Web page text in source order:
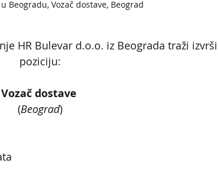
Beogradu, Vozač dostave, Beograd
HR Bulevar d.o.o. iz Beograda traži
poziciju:
Vozač dostave
(Beograd)